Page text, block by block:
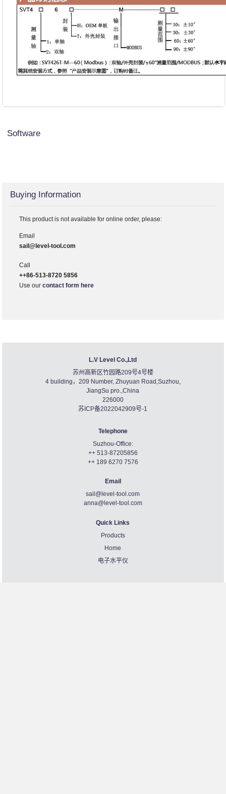
Software
Buying Information
This product is not available for online order, please:
Email
sail@level-tool.com
Call
++86-513-8720 5856
Use ourcontact form here
L.V Level Co.,Ltd
苏州高新区竹园路209号4号楼
4 building，209 Number, Zhuyuan Road,Suzhou,
JiangSu pro.,China
226000
苏ICP备2022042909号-1
Telephone
Suzhou-Office:
++ 513-87205856
++ 189 6270 7576
Email
sail@level-tool.com
anna@level-tool.com
Quick Links
Products
Home
电子水平仪